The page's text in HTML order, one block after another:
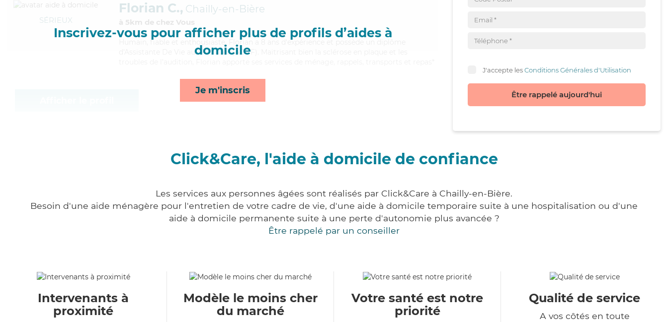
Inscrivez-vous pour afficher plus de profils d’aides à
domicile
Je m'inscris
SÉRIEUX
Florian C., Chailly-en-Bière
à 5km de chez Vous
, fiable et enthousiaste, Florian a 8 ans d'expérience et possède un diplôme
d'Assistante De Vie aux Familles (ADVF). Maitrisant bien la sclérose en plaque et les
J'accepte lesConditions Générales d'Utilisation
Être rappelé aujourd'hui
Click&Care, l'aide à domicile de confiance
Les services aux personnes âgées sont réalisés par Click&Care à Chailly-en-Bière.
Besoin d'une aide ménagère pour l'entretien de votre cadre de vie, d'une aide à domicile temporaire suite à une hospitalisation ou d'une
aide à domicile permanente suite à une perte d'autonomie plus avancée ?
Être rappelé par un conseiller
Intervenants à
proximité
Modèle le moins cher
du marché
Votre santé est notre
priorité
Qualité de service
A vos côtés en toute